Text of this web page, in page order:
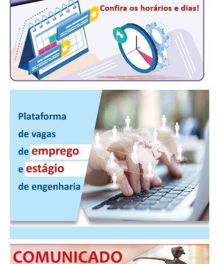
NOTÍCIAS NO WHATSAPP
FOTOS
PUBLICAÇÕES
PUBLICIDADE
RELEASES
CONTATO
CADASTRO
ASSOCIE-SE
ATUALIZAÇÃO CADASTRAL